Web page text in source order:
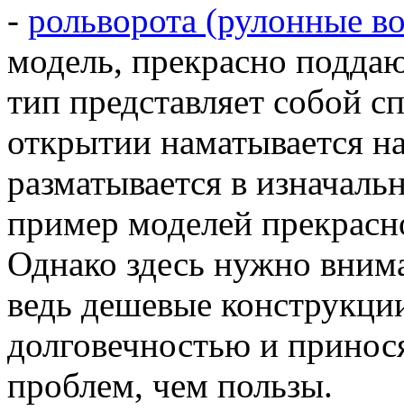
- рольворота (рулонные
модель, прекрасно
тип представляет собой
открытии наматывается
разматывается в
пример моделей
Однако здесь нужно
ведь дешевые
долговечностью и
проблем, чем пользы.